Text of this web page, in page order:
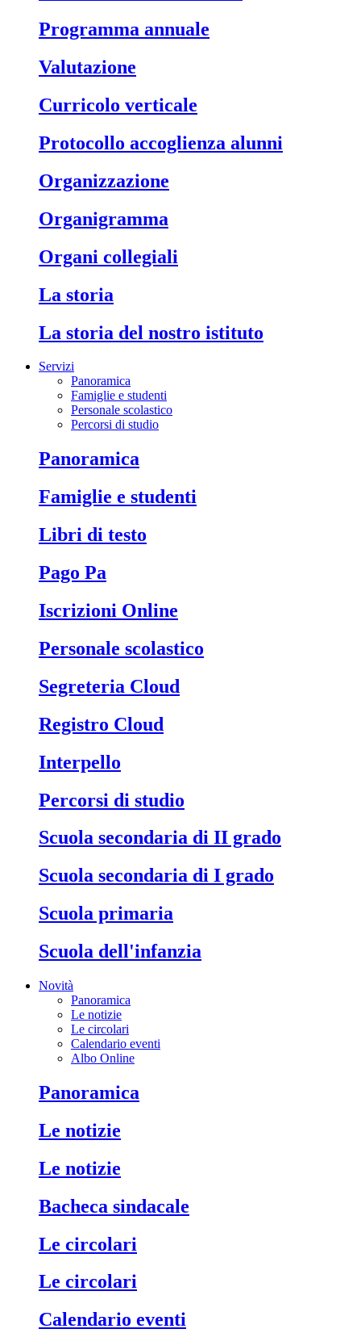
Programma annuale
Valutazione
Curricolo verticale
Protocollo accoglienza alunni
Organizzazione
Organigramma
Organi collegiali
La storia
La storia del nostro istituto
Servizi
Panoramica
Famiglie e studenti
Personale scolastico
Percorsi di studio
Panoramica
Famiglie e studenti
Libri di testo
Pago Pa
Iscrizioni Online
Personale scolastico
Segreteria Cloud
Registro Cloud
Interpello
Percorsi di studio
Scuola secondaria di II grado
Scuola secondaria di I grado
Scuola primaria
Scuola dell'infanzia
Novità
Panoramica
Le notizie
Le circolari
Calendario eventi
Albo Online
Panoramica
Le notizie
Le notizie
Bacheca sindacale
Le circolari
Le circolari
Calendario eventi